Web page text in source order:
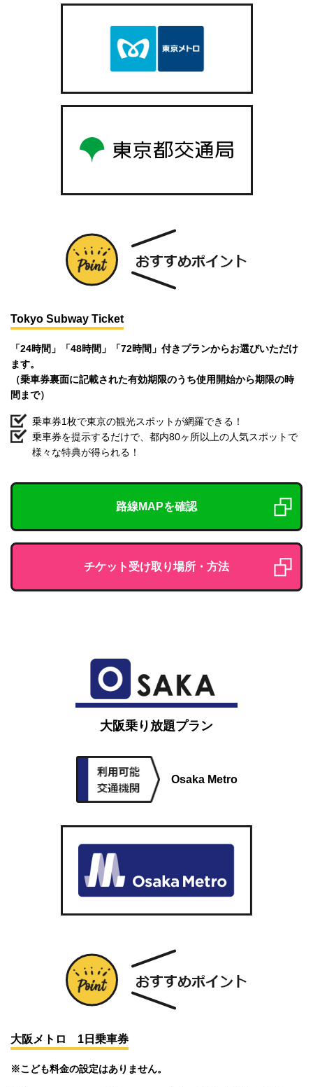
Tokyo Subway Ticket
「24時間」「48時間」「72時間」付きプランからお選びいただけ
ます。
（乗車券裏面に記載された有効期限のうち使用開始から期限の時
間まで）
乗車券1枚で東京の観光スポットが網羅できる！
乗車券を提示するだけで、都内80ヶ所以上の人気スポットで
様々な特典が得られる！
路線MAPを確認
チケット受け取り場所・方法
大阪乗り放題プラン
Osaka Metro
大阪メトロ 1日乗車券
※こども料金の設定はありません。